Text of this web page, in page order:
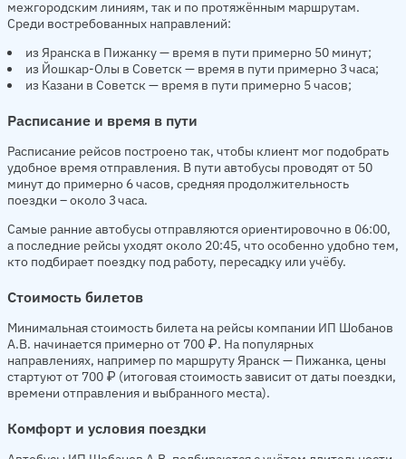
межгородским линиям, так и по протяжённым маршрутам.
Среди востребованных направлений:
из Яранска в Пижанку — время в пути примерно 50 минут;
из Йошкар-Олы в Советск — время в пути примерно 3 часа;
из Казани в Советск — время в пути примерно 5 часов;
Расписание и время в пути
Расписание рейсов построено так, чтобы клиент мог подобрать
удобное время отправления. В пути автобусы проводят от 50
минут до примерно 6 часов, средняя продолжительность
поездки – около 3 часа.
Самые ранние автобусы отправляются ориентировочно в 06:00,
а последние рейсы уходят около 20:45, что особенно удобно тем,
кто подбирает поездку под работу, пересадку или учёбу.
Стоимость билетов
Минимальная стоимость билета на рейсы компании ИП Шобанов
А.В. начинается примерно от 700 ₽. На популярных
направлениях, например по маршруту Яранск — Пижанка, цены
стартуют от 700 ₽ (итоговая стоимость зависит от даты поездки,
времени отправления и выбранного места).
Комфорт и условия поездки